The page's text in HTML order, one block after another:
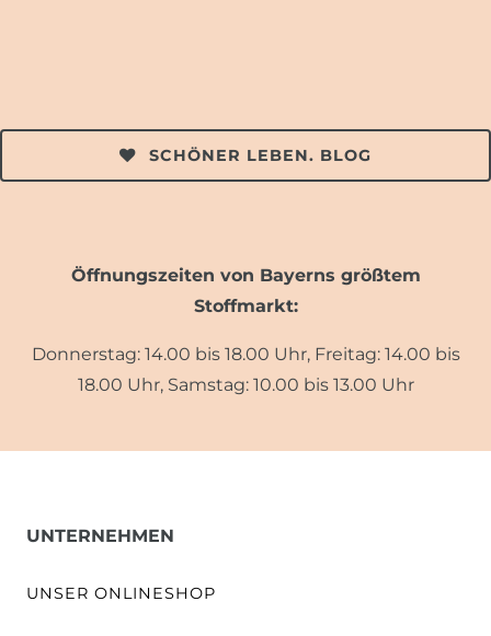
SCHÖNER LEBEN. BLOG
Öffnungszeiten von Bayerns größtem
Stoffmarkt:
Donnerstag: 14.00 bis 18.00 Uhr, Freitag: 14.00 bis
18.00 Uhr, Samstag: 10.00 bis 13.00 Uhr
UNTERNEHMEN
UNSER ONLINESHOP